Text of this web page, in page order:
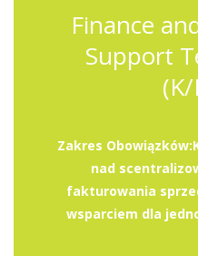
Finance
Support
Zakres
nad
fakturowania
wsparciem dla